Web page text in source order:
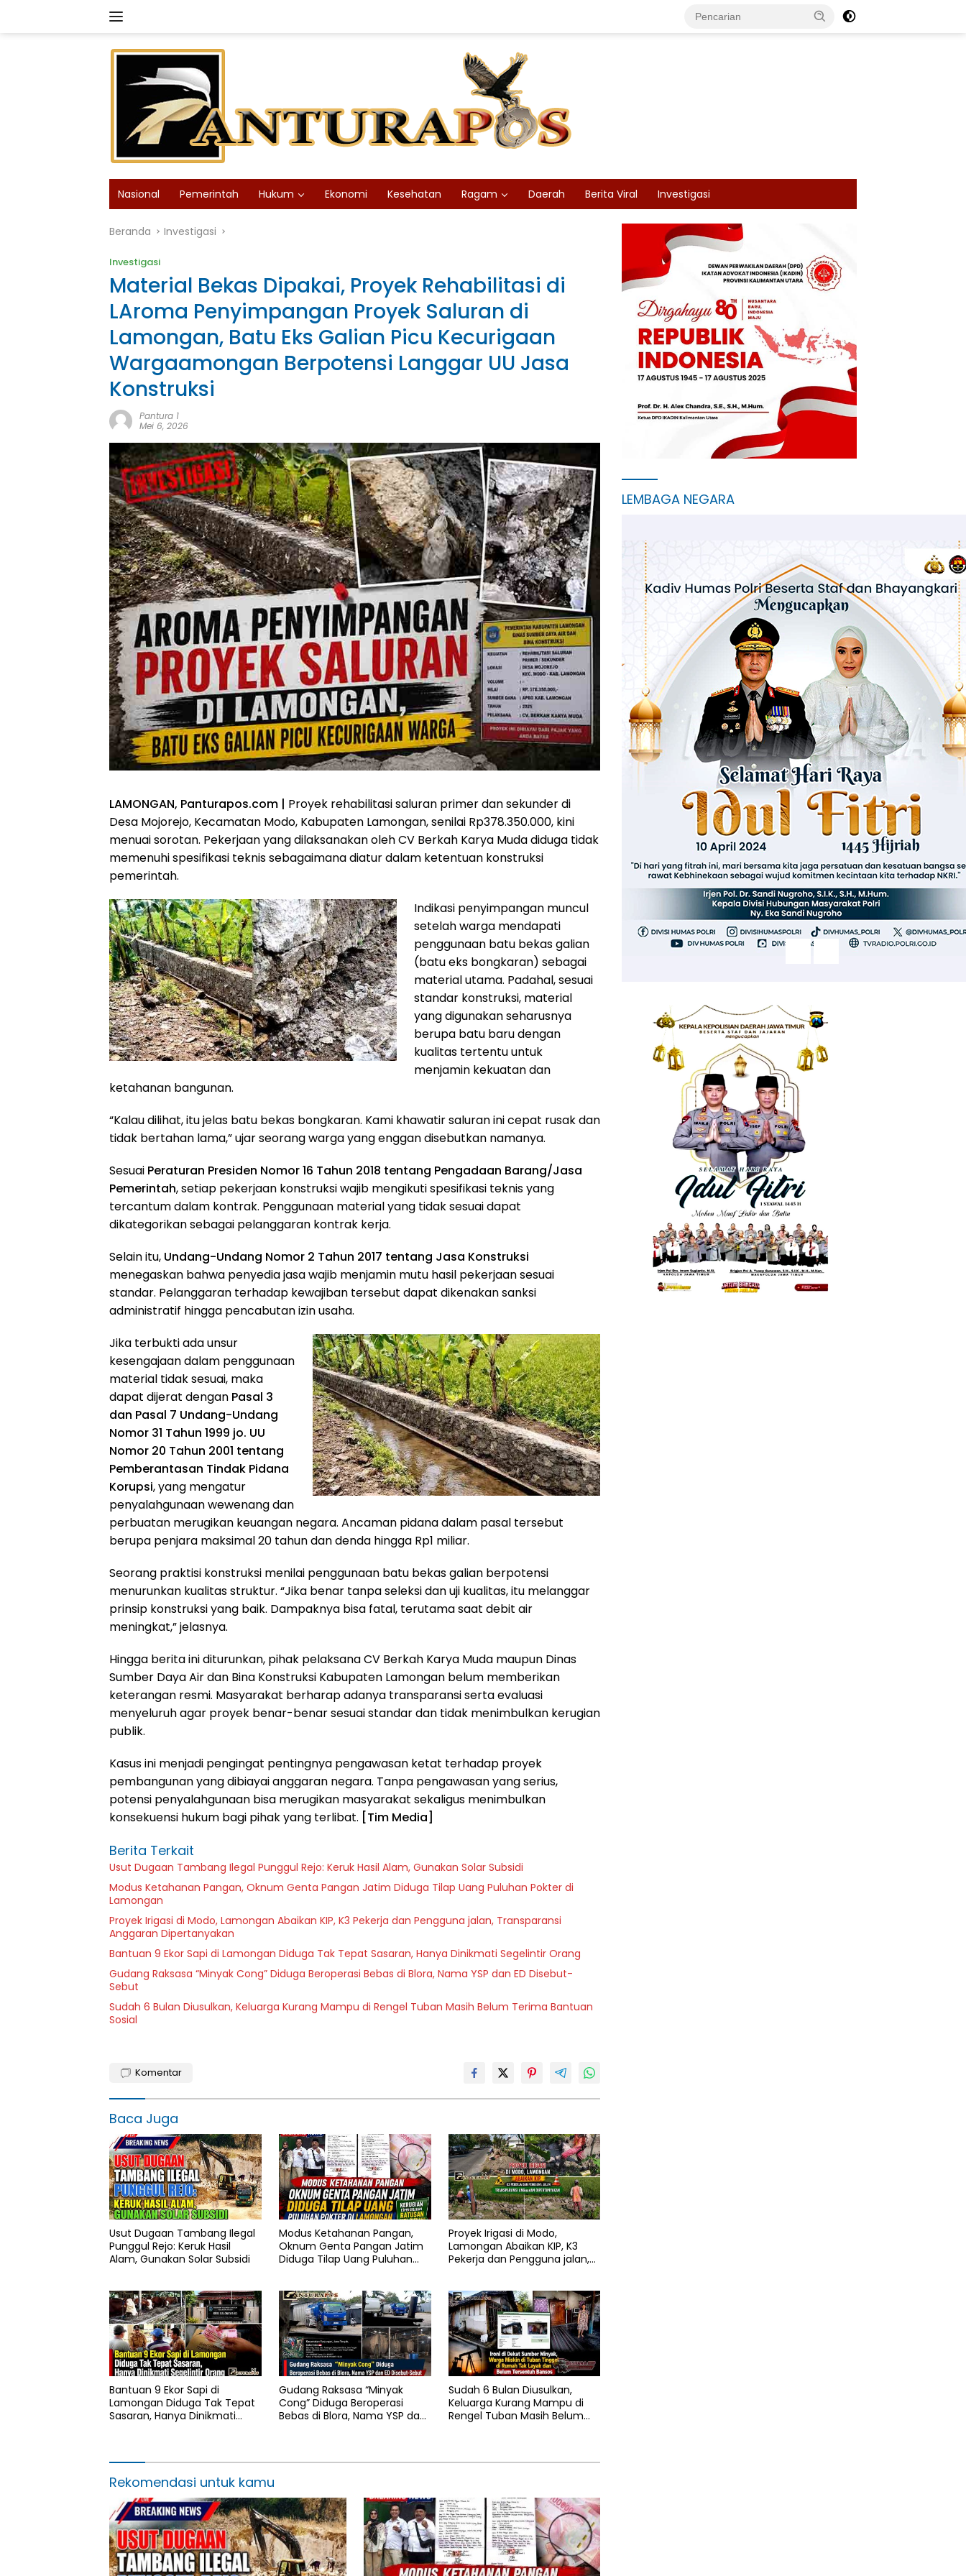
Nasional Pemerintah Hukum Ekonomi Kesehatan Ragam Daerah Berita Viral Investigasi
Beranda Investigasi
Investigasi
Material Bekas Dipakai, Proyek Rehabilitasi di
LAroma Penyimpangan Proyek Saluran di
Lamongan, Batu Eks Galian Picu Kecurigaan
Wargaamongan Berpotensi Langgar UU Jasa
Konstruksi
Pantura 1
Mei 6, 2026
LAMONGAN, Panturapos.com | Proyek rehabilitasi saluran primer dan sekunder di
Desa Mojorejo, Kecamatan Modo, Kabupaten Lamongan, senilai Rp378.350.000, kini
menuai sorotan. Pekerjaan yang dilaksanakan oleh CV Berkah Karya Muda diduga tidak
memenuhi spesifikasi teknis sebagaimana diatur dalam ketentuan konstruksi
pemerintah.
Indikasi penyimpangan muncul
setelah warga mendapati
penggunaan batu bekas galian
(batu eks bongkaran) sebagai
material utama. Padahal, sesuai
standar konstruksi, material
yang digunakan seharusnya
berupa batu baru dengan
kualitas tertentu untuk
menjamin kekuatan dan
ketahanan bangunan.
“Kalau dilihat, itu jelas batu bekas bongkaran. Kami khawatir saluran ini cepat rusak dan
tidak bertahan lama,” ujar seorang warga yang enggan disebutkan namanya.
Sesuai Peraturan Presiden Nomor 16 Tahun 2018 tentang Pengadaan Barang/Jasa
Pemerintah, setiap pekerjaan konstruksi wajib mengikuti spesifikasi teknis yang
tercantum dalam kontrak. Penggunaan material yang tidak sesuai dapat
dikategorikan sebagai pelanggaran kontrak kerja.
Selain itu, Undang-Undang Nomor 2 Tahun 2017 tentang Jasa Konstruksi
menegaskan bahwa penyedia jasa wajib menjamin mutu hasil pekerjaan sesuai
standar. Pelanggaran terhadap kewajiban tersebut dapat dikenakan sanksi
administratif hingga pencabutan izin usaha.
Jika terbukti ada unsur
kesengajaan dalam penggunaan
material tidak sesuai, maka
dapat dijerat dengan Pasal 3
dan Pasal 7 Undang-Undang
Nomor 31 Tahun 1999 jo. UU
Nomor 20 Tahun 2001 tentang
Pemberantasan Tindak Pidana
Korupsi, yang mengatur
penyalahgunaan wewenang dan
perbuatan merugikan keuangan negara. Ancaman pidana dalam pasal tersebut
berupa penjara maksimal 20 tahun dan denda hingga Rp1 miliar.
Seorang praktisi konstruksi menilai penggunaan batu bekas galian berpotensi
menurunkan kualitas struktur. “Jika benar tanpa seleksi dan uji kualitas, itu melanggar
prinsip konstruksi yang baik. Dampaknya bisa fatal, terutama saat debit air
meningkat,” jelasnya.
Hingga berita ini diturunkan, pihak pelaksana CV Berkah Karya Muda maupun Dinas
Sumber Daya Air dan Bina Konstruksi Kabupaten Lamongan belum memberikan
keterangan resmi. Masyarakat berharap adanya transparansi serta evaluasi
menyeluruh agar proyek benar-benar sesuai standar dan tidak menimbulkan kerugian
publik.
Kasus ini menjadi pengingat pentingnya pengawasan ketat terhadap proyek
pembangunan yang dibiayai anggaran negara. Tanpa pengawasan yang serius,
potensi penyalahgunaan bisa merugikan masyarakat sekaligus menimbulkan
konsekuensi hukum bagi pihak yang terlibat. [Tim Media]
Berita Terkait
Usut Dugaan Tambang Ilegal Punggul Rejo: Keruk Hasil Alam, Gunakan Solar Subsidi
Modus Ketahanan Pangan, Oknum Genta Pangan Jatim Diduga Tilap Uang Puluhan Pokter di
Lamongan
Proyek Irigasi di Modo, Lamongan Abaikan KIP, K3 Pekerja dan Pengguna jalan, Transparansi
Anggaran Dipertanyakan
Bantuan 9 Ekor Sapi di Lamongan Diduga Tak Tepat Sasaran, Hanya Dinikmati Segelintir Orang
Gudang Raksasa “Minyak Cong” Diduga Beroperasi Bebas di Blora, Nama YSP dan ED Disebut-
Sebut
Sudah 6 Bulan Diusulkan, Keluarga Kurang Mampu di Rengel Tuban Masih Belum Terima Bantuan
Sosial
Komentar
Baca Juga
Usut Dugaan Tambang Ilegal
Punggul Rejo: Keruk Hasil
Alam, Gunakan Solar Subsidi
Modus Ketahanan Pangan,
Oknum Genta Pangan Jatim
Diduga Tilap Uang Puluhan
Proyek Irigasi di Modo,
Lamongan Abaikan KIP, K3
Pekerja dan Pengguna jalan,
Bantuan 9 Ekor Sapi di
Lamongan Diduga Tak Tepat
Sasaran, Hanya Dinikmati
Gudang Raksasa “Minyak
Cong” Diduga Beroperasi
Bebas di Blora, Nama YSP dan
Sudah 6 Bulan Diusulkan,
Keluarga Kurang Mampu di
Rengel Tuban Masih Belum
Rekomendasi untuk kamu
LEMBAGA NEGARA